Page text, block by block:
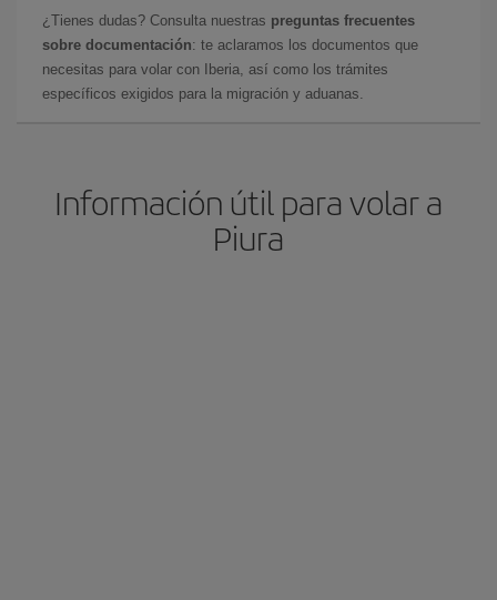
¿Tienes dudas? Consulta nuestras preguntas frecuentes
sobre documentación: te aclaramos los documentos que
necesitas para volar con Iberia, así como los trámites
específicos exigidos para la migración y aduanas.
Información útil para volar a
Piura